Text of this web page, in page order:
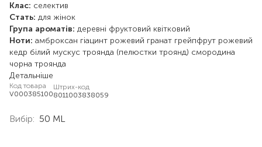
Клас: селектив
Стать: для жінок
Група ароматів: деревні фруктовий квітковий
Ноти: амброксан гіацинт рожевий гранат грейпфрут рожевий
кедр білий мускус троянда (пелюстки троянд) смородина
чорна троянда
Детальніше
Код товара
V000385100
Штрих-код
8011003838059
Вибір: 50 ML